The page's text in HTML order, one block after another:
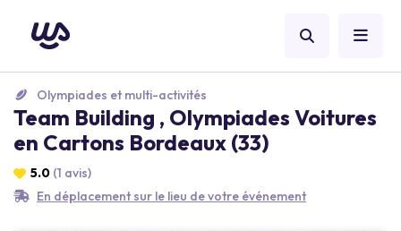
Olympiades et multi-activités
Team Building , Olympiades Voitures
en Cartons Bordeaux (33)
5.0 (1 avis)
En déplacement sur le lieu de votre événement